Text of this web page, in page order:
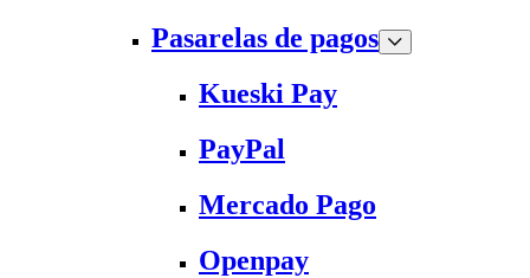
Pasarelas de pagos
Kueski Pay
PayPal
Mercado Pago
Openpay